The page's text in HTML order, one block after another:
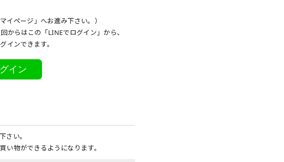
イページ」へお進み下さい。）
からはこの「LINEでログイン」から、
インできます。
イン
さい。
い物ができるようになります。